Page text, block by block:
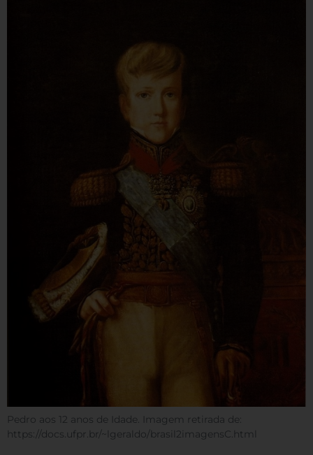
Pedro aos 12 anos de Idade. Imagem retirada de:
https://docs.ufpr.br/~lgeraldo/brasil2imagensC.html